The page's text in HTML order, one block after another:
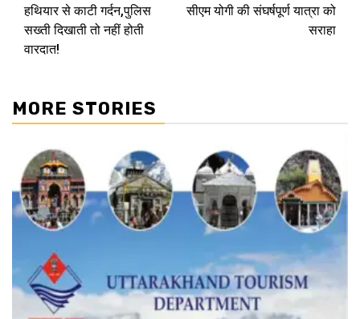
हथियार से काटी गर्दन,पुलिस
सख्ती दिखाती तो नहीं होती
वारदात!
सीएम योगी की संघर्षपूर्ण यात्रा को
सराहा
MORE STORIES